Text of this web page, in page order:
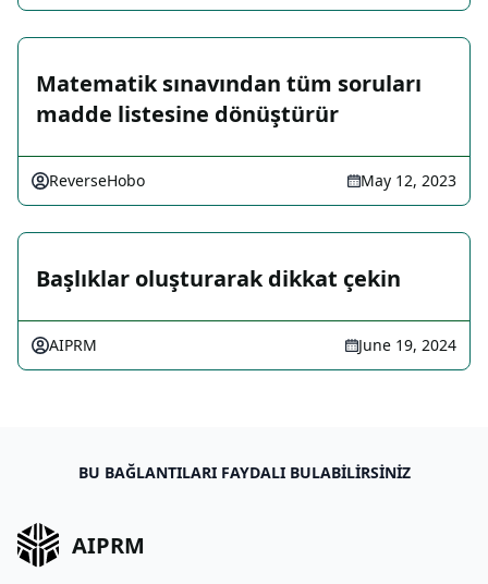
Matematik sınavından tüm soruları
madde listesine dönüştürür
ReverseHobo May 12, 2023
Başlıklar oluşturarak dikkat çekin
AIPRM June 19, 2024
BU BAĞLANTILARI FAYDALI BULABILIRSINIZ
AIPRM